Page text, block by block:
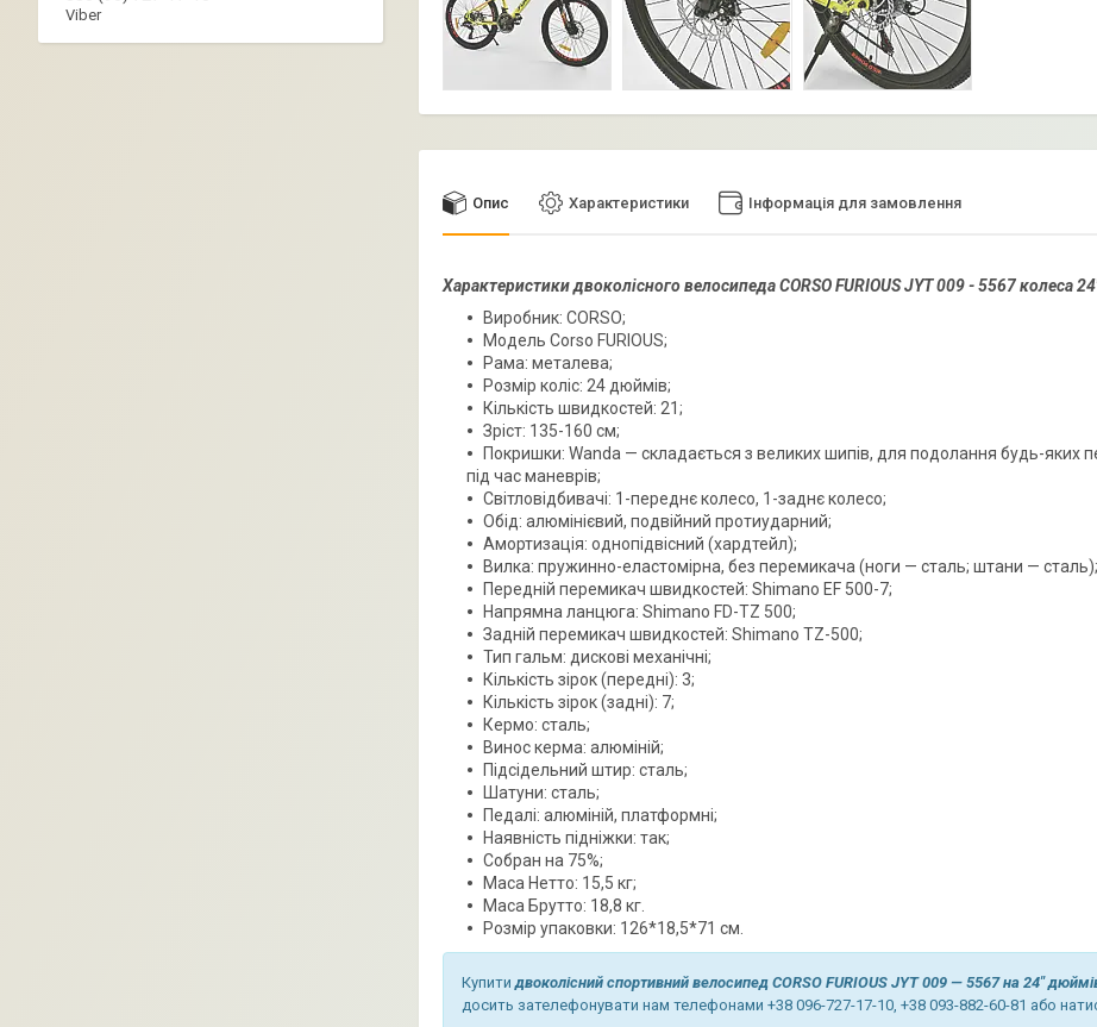
Опис Характеристики Інформація для замовлення
Характеристики двоколісного велосипеда CORSO FURIOUS JYT 009 - 5567 колеса
Виробник: CORSO;
Модель Corso FURIOUS;
Рама: металева;
Розмір коліс: 24 дюймів;
Кількість швидкостей: 21;
Зріст: 135-160 см;
Покришки: Wanda — складається з великих шипів, для подолання будь-яких
під час маневрів;
Світловідбивачі: 1-переднє колесо, 1-заднє колесо;
Обід: алюмінієвий, подвійний протиударний;
Амортизація: однопідвісний (хардтейл);
Вилка: пружинно-еластомірна, без перемикача (ноги — сталь; штани — сталь);
Передній перемикач швидкостей: Shimano EF 500-7;
Напрямна ланцюга: Shimano FD-TZ 500;
Задній перемикач швидкостей: Shimano TZ-500;
Тип гальм: дискові механічні;
Кількість зірок (передні): 3;
Кількість зірок (задні): 7;
Кермо: сталь;
Винос керма: алюміній;
Підсідельний штир: сталь;
Шатуни: сталь;
Педалі: алюміній, платформні;
Наявність підніжки: так;
Собран на 75%;
Маса Нетто: 15,5 кг;
Маса Брутто: 18,8 кг.
Розмір упаковки: 126*18,5*71 см.
Купитидвоколісний спортивний велосипед CORSO FURIOUS JYT 009 — 5567 на 24"
досить зателефонувати нам телефонами +38 096-727-17-10, +38 093-882-60-81 або
Viber